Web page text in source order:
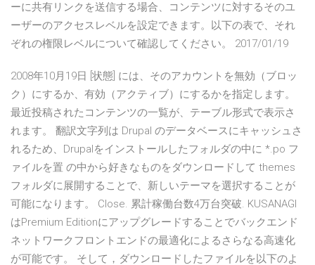
ーに共有リンクを送信する場合、コンテンツに対するそのユ
ーザーのアクセスレベルを設定できます。以下の表で、それ
ぞれの権限レベルについて確認してください。 2017/01/19
2008年10月19日 [状態] には、そのアカウントを無効（ブロッ
ク）にするか、有効（アクティブ）にするかを指定します。
最近投稿されたコンテンツの一覧が、テーブル形式で表示さ
れます。 翻訳文字列は Drupal のデータベースにキャッシュさ
れるため、Drupalをインストールしたフォルダの中に *.po フ
ァイルを置 の中から好きなものをダウンロードして themes
フォルダに展開することで、新しいテーマを選択することが
可能になります。 Close. 累計稼働台数4万台突破. KUSANAGI
はPremium Editionにアップグレードすることでバックエンド
ネットワークフロントエンドの最適化によるさらなる高速化
が可能です。 そして，ダウンロードしたファイルを以下のよ